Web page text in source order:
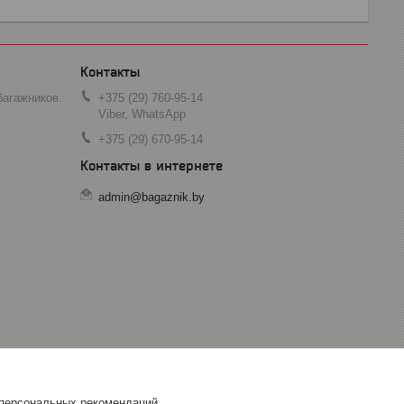
+375 (29) 760-95-14
Viber, WhatsApp
+375 (29) 670-95-14
admin@bagaznik.by